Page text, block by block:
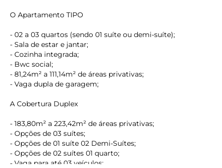
keyboard_backspace
O Apartamento TIPO
- 02 a 03 quartos (sendo 01 suíte ou demi-suíte);
- Sala de estar e jantar;
- Cozinha integrada;
- Bwc social;
- 81,24m² a 111,14m² de áreas privativas;
- Vaga dupla de garagem;
A Cobertura Duplex
- 183,80m² a 223,42m² de áreas privativas;
- Opções de 03 suítes;
- Opções de 01 suíte 02 Demi-Suítes;
- Opções de 02 suítes 01 quarto;
- Vaga para até 03 veículos;